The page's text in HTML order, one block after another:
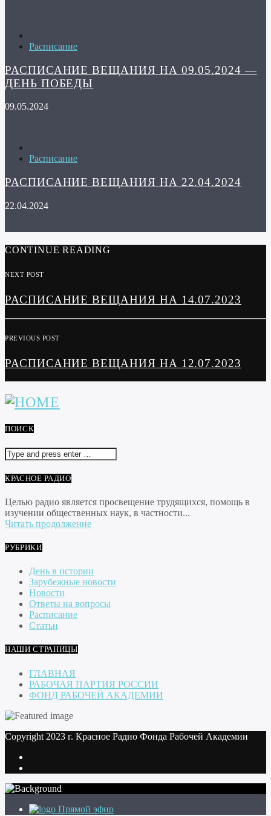
Расписание
РАСПИСАНИЕ ВЕЩАНИЯ НА 09.05.2024 —
ДЕНЬ ПОБЕДЫ
09.05.2024
Расписание
РАСПИСАНИЕ ВЕЩАНИЯ НА 22.04.2024
22.04.2024
CONTINUE READING
NEXT POST
РАСПИСАНИЕ ВЕЩАНИЯ НА 14.07.2023
PREVIOUS POST
РАСПИСАНИЕ ВЕЩАНИЯ НА 12.07.2023
ПОИСК
КРАСНОЕ РАДИО
Целью радио является просвещение трудящихся, помощь в
изучении общественных наук, в частности...
Читать продолжение
РУБРИКИ
День в истории
Зарубежные новости
Новости
Ответы на вопросы
Расписание
Статьи
НАШИ СТРАНИЦЫ
ГЛАВНАЯ
РАБОЧАЯ ПАРТИЯ РОССИИ
ФОНД РАБОЧЕЙ АКАДЕМИИ
Copyright 2023 г. Красное Радио Фонда Рабочей Академии
Прямой эфир